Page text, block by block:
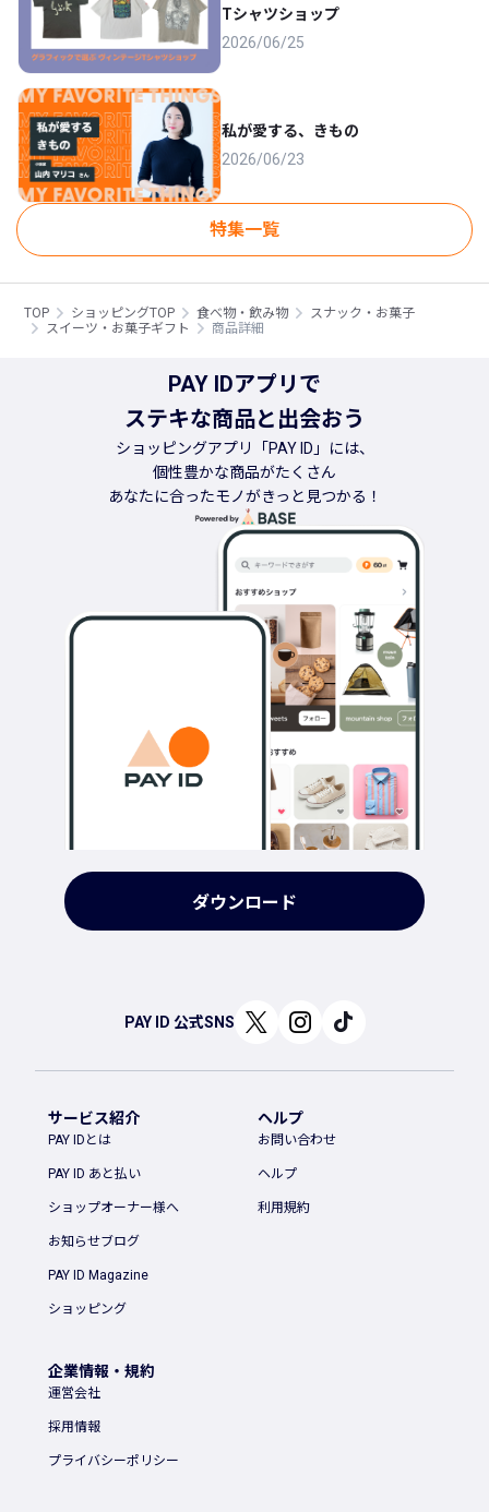
Tシャツショップ
2026/06/25
私が愛する、きもの
2026/06/23
特集一覧
TOP ショッピングTOP 食べ物・飲み物
スナック・お菓子
スイーツ・お菓子ギフト
商品詳細
PAY IDアプリで
ステキな商品と出会おう
ショッピングアプリ「PAY ID」には、
個性豊かな商品がたくさん
あなたに合ったモノがきっと見つかる！
ダウンロード
PAY ID 公式SNS
サービス紹介
PAY IDとは
PAY ID あと払い
ショップオーナー様へ
お知らせブログ
PAY ID Magazine
ショッピング
ヘルプ
お問い合わせ
ヘルプ
利用規約
企業情報・規約
運営会社
採用情報
プライバシーポリシー